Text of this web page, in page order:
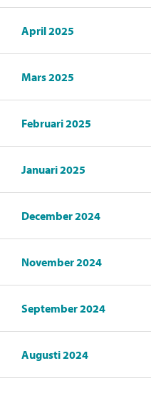
April 2025
Mars 2025
Februari 2025
Januari 2025
December 2024
November 2024
September 2024
Augusti 2024